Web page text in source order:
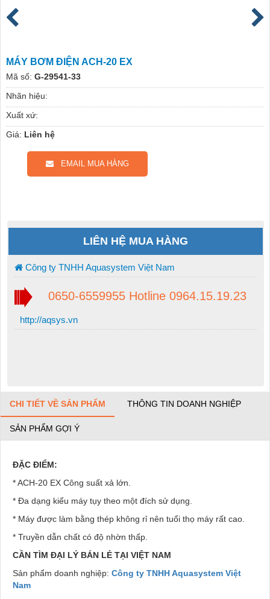
MÁY BƠM ĐIỆN ACH-20 EX
Mã số: G-29541-33
Nhãn hiệu:
Xuất xứ:
Giá: Liên hệ
EMAIL MUA HÀNG
LIÊN HỆ MUA HÀNG
Công ty TNHH Aquasystem Việt Nam
0650-6559955 Hotline 0964.15.19.23
http://aqsys.vn
CHI TIẾT VỀ SẢN PHẨM THÔNG TIN DOANH NGHIỆP
SẢN PHẨM GỢI Ý
ĐẶC ĐIỂM:
* ACH-20 EX Công suất xả lớn.
* Đa dạng kiểu máy tụy theo một đích sử dụng.
* Máy được làm bằng thép không rỉ nên tuổi thọ máy rất cao.
* Truyền dẫn chất có độ nhờn thấp.
CẦN TÌM ĐẠI LÝ BÁN LẺ TẠI VIỆT NAM
Sản phẩm doanh nghiệp: Công ty TNHH Aquasystem Việt
Nam